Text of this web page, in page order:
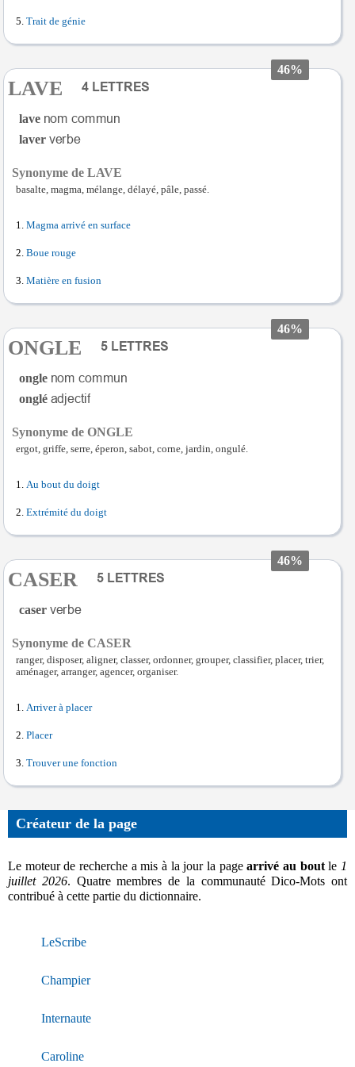
Trait de génie
46%
LAVE
lave
laver
Synonyme de LAVE
basalte, magma, mélange, délayé, pâle, passé.
Magma arrivé en surface
Boue rouge
Matière en fusion
46%
ONGLE
ongle
onglé
Synonyme de ONGLE
ergot, griffe, serre, éperon, sabot, corne, jardin, ongulé.
Au bout du doigt
Extrémité du doigt
46%
CASER
caser
Synonyme de CASER
ranger, disposer, aligner, classer, ordonner, grouper, classifier, placer, trier,
aménager, arranger, agencer, organiser.
Arriver à placer
Placer
Trouver une fonction
Créateur de la page
Le moteur de recherche a mis à la jour la pagearrivé au boutle 1
juillet 2026. Quatre membres de la communauté Dico-Mots ont
contribué à cette partie du dictionnaire.
LeScribe
Champier
Internaute
Caroline